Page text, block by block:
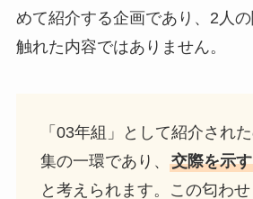
めて紹介する企画であり、2人
触れた内容ではありません。
「03年組」として紹介され
集の一環であり、 交際を示
と考えられます。この匂わ